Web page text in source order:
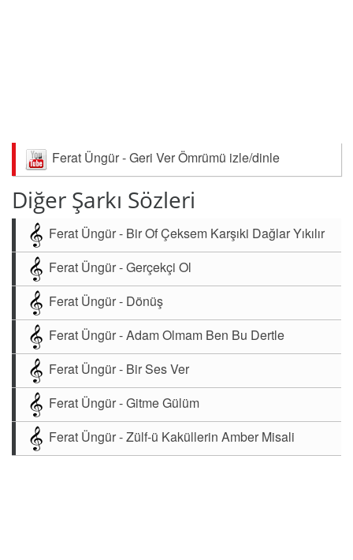
Ferat Üngür - Geri Ver Ömrümü izle/dinle
Diğer Şarkı Sözleri
Ferat Üngür - Bir Of Çeksem Karşıki Dağlar Yıkılır
Ferat Üngür - Gerçekçi Ol
Ferat Üngür - Dönüş
Ferat Üngür - Adam Olmam Ben Bu Dertle
Ferat Üngür - Bir Ses Ver
Ferat Üngür - Gitme Gülüm
Ferat Üngür - Zülf-ü Kaküllerin Amber Misali